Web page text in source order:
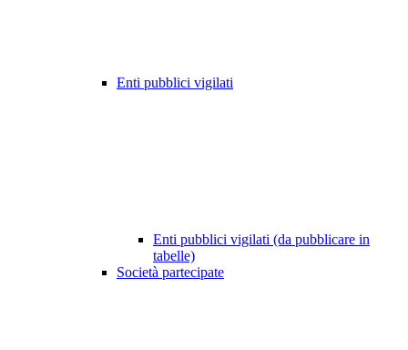
Enti pubblici vigilati
Enti pubblici vigilati (da pubblicare in
tabelle)
Società partecipate